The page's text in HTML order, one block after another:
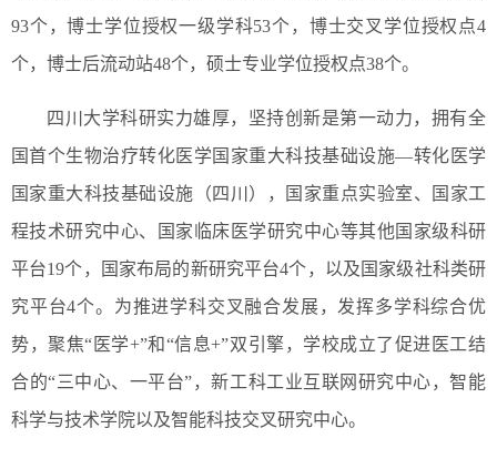
93个，博士学位授权一级学科53个，博士交叉学位授权点4
个，博士后流动站48个，硕士专业学位授权点38个。
四川大学科研实力雄厚，坚持创新是第一动力，拥有全
国首个生物治疗转化医学国家重大科技基础设施—转化医学
国家重大科技基础设施（四川），国家重点实验室、国家工
程技术研究中心、国家临床医学研究中心等其他国家级科研
平台19个，国家布局的新研究平台4个，以及国家级社科类研
究平台4个。为推进学科交叉融合发展，发挥多学科综合优
势，聚焦“医学+”和“信息+”双引擎，学校成立了促进医工结
合的“三中心、一平台”，新工科工业互联网研究中心，智能
科学与技术学院以及智能科技交叉研究中心。